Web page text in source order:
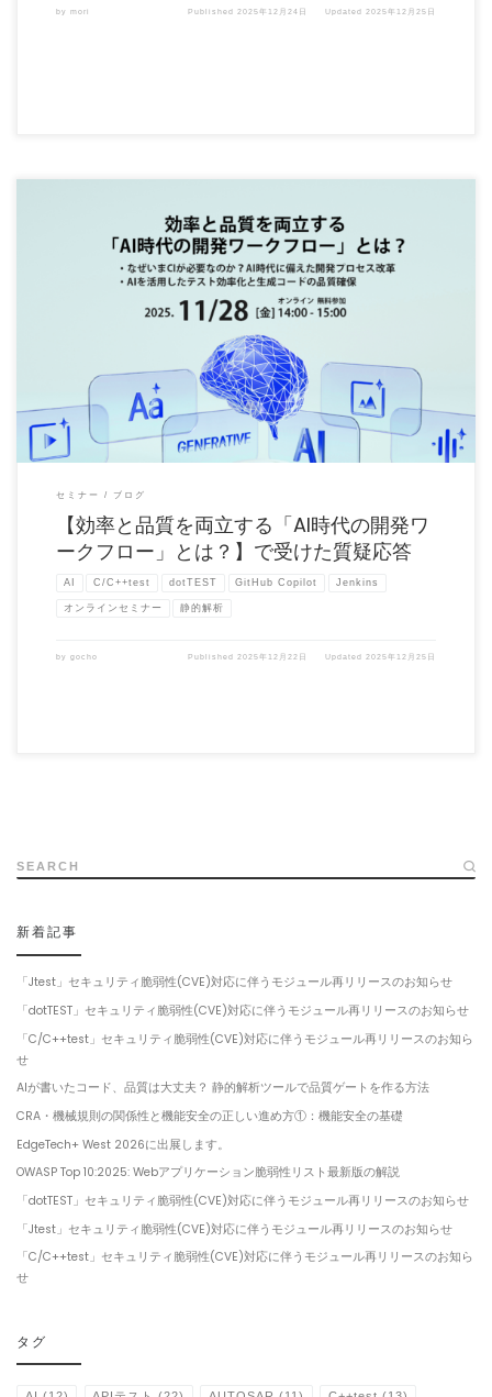
by mori Published2025年12月24日 Updated2025年12月25日
【効率と品質を両立する「AI時代の開発ワークフロー」とは？】というセミナーを
セミナー ブログ
【効率と品質を両立する「AI時代の開発ワ
ークフロー」とは？】で受けた質疑応答
AI C/C++test dotTEST GitHub Copilot Jenkins
オンラインセミナー 静的解析
by gocho Published 2025年12月22日 Updated 2025年12月25日
SEARCH
新着記事
「Jtest」セキュリティ脆弱性(CVE)対応に伴うモジュール再リリースのお知らせ
「dotTEST」セキュリティ脆弱性(CVE)対応に伴うモジュール再リリースのお知らせ
「C/C++test」セキュリティ脆弱性(CVE)対応に伴うモジュール再リリースのお知ら
せ
AIが書いたコード、品質は大丈夫？ 静的解析ツールで品質ゲートを作る方法
CRA・機械規則の関係性と機能安全の正しい進め方①：機能安全の基礎
EdgeTech+ West 2026に出展します。
OWASP Top 10:2025: Webアプリケーション脆弱性リスト最新版の解説
「dotTEST」セキュリティ脆弱性(CVE)対応に伴うモジュール再リリースのお知らせ
「Jtest」セキュリティ脆弱性(CVE)対応に伴うモジュール再リリースのお知らせ
「C/C++test」セキュリティ脆弱性(CVE)対応に伴うモジュール再リリースのお知ら
せ
タグ